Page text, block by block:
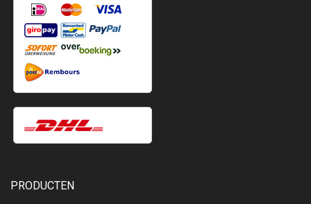
PRODUCTEN